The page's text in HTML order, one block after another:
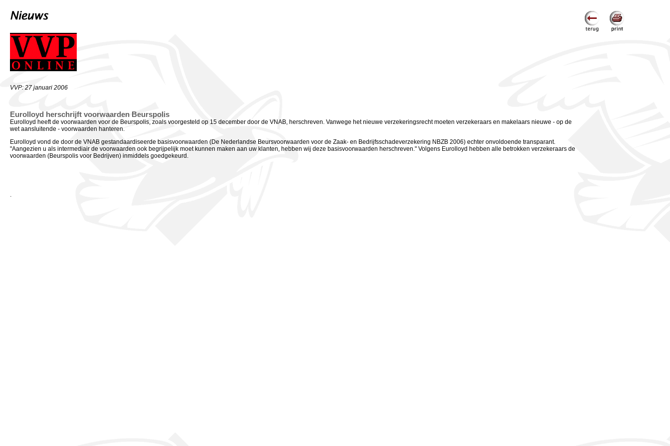
VVP: 27 januari 2006
Eurolloyd herschrijft voorwaarden Beurspolis
Eurolloyd heeft de voorwaarden voor de Beurspolis, zoals voorgesteld op 15 december door de VNAB, herschreven. Vanwege het nieuwe verzekeringsrecht moeten verzekeraars en makelaars nieuwe - op de
wet aansluitende - voorwaarden hanteren.
Eurolloyd vond de door de VNAB gestandaardiseerde basisvoorwaarden (De Nederlandse Beursvoorwaarden voor de Zaak- en Bedrijfsschadeverzekering NBZB 2006) echter onvoldoende transparant.
"Aangezien u als intermediair de voorwaarden ook begrijpelijk moet kunnen maken aan uw klanten, hebben wij deze basisvoorwaarden herschreven." Volgens Eurolloyd hebben alle betrokken verzekeraars de
voorwaarden (Beurspolis voor Bedrijven) inmiddels goedgekeurd.
.